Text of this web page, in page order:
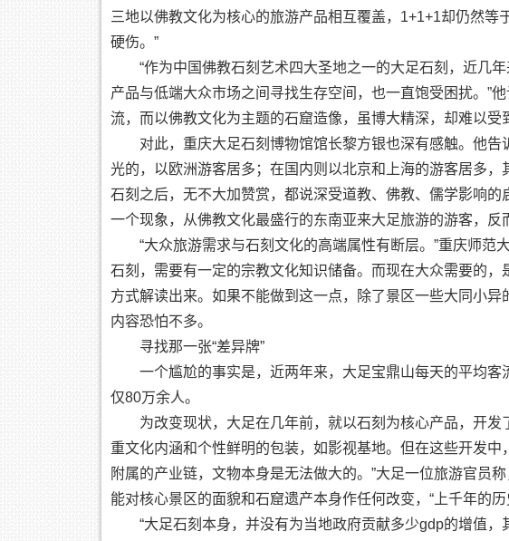
三地以佛教文化为核心的旅游产品相互覆盖，1+1+1却仍然
硬伤。”
“作为中国佛教石刻艺术四大圣地之一的大足石刻，近几年
产品与低端大众市场之间寻找生存空间，也一直饱受困扰。”
流，而以佛教文化为主题的石窟造像，虽博大精深，却难以受
对此，重庆大足石刻博物馆馆长黎方银也深有感触。他告
光的，以欧洲游客居多；在国内则以北京和上海的游客居多
石刻之后，无不大加赞赏，都说深受道教、佛教、儒学影响的
一个现象，从佛教文化最盛行的东南亚来大足旅游的游客，反
“大众旅游需求与石刻文化的高端属性有断层。”重庆师范
石刻，需要有一定的宗教文化知识储备。而现在大众需要的
方式解读出来。如果不能做到这一点，除了景区一些大同小
内容恐怕不多。
寻找那一张“差异牌”
一个尴尬的事实是，近两年来，大足宝鼎山每天的平均客
仅80万余人。
为改变现状，大足在几年前，就以石刻为核心产品，开发
重文化内涵和个性鲜明的包装，如影视基地。但在这些开发中
附属的产业链，文物本身是无法做大的。”大足一位旅游官员
能对核心景区的面貌和石窟遗产本身作任何改变，“上千年的
“大足石刻本身，并没有为当地政府贡献多少gdp的增值，